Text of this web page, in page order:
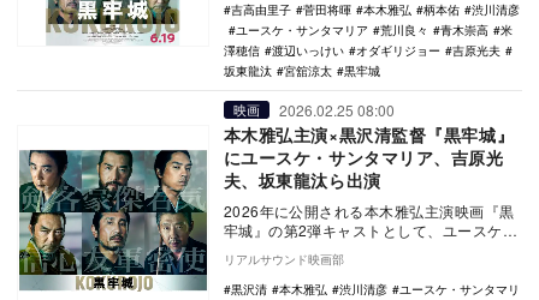
吉高由里子
菅田将暉 本木雅弘 柄本佑
渋川清彦
ユースケ・サンタマリア
荒川良々 青木崇高
米
澤穂信
渡辺いっけい オダギリジョー
吉原光夫
坂東龍汰
宮舘涼太 黒牢城
映画 2026.02.25 08:00
本木雅弘主演×黒沢清監督『黒牢城』
にユースケ・サンタマリア、吉原光
夫、坂東龍汰ら出演
2026年に公開される本木雅弘主演映画『黒
牢城』の第2弾キャストとして、ユースケ・
サンタマリア、吉原光夫、坂東龍汰、荒川
良々、渋…
リアルサウンド映画部
黒沢清
本木雅弘 渋川清彦
ユースケ・サンタマリ